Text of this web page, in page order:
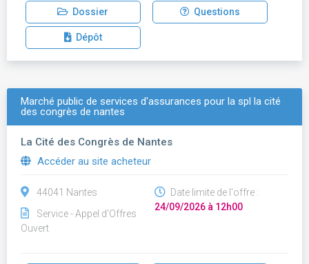
Dossier Questions
Dépôt
Marché public de services d'assurances pour la spl la cité
des congrès de nantes
La Cité des Congrès de Nantes
Accéder au site acheteur
44041 Nantes
Service - Appel d'Offres
Ouvert
Date limite de l'offre :
24/09/2026 à 12h00